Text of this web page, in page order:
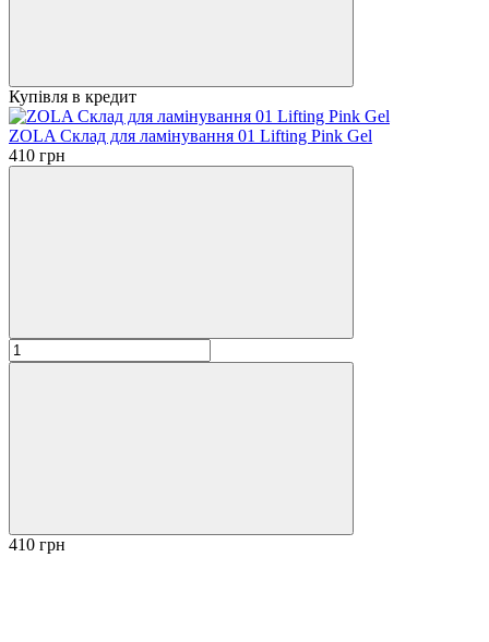
Купівля в кредит
ZOLA Склад для ламінування 01 Lifting Pink Gel
410 грн
410 грн